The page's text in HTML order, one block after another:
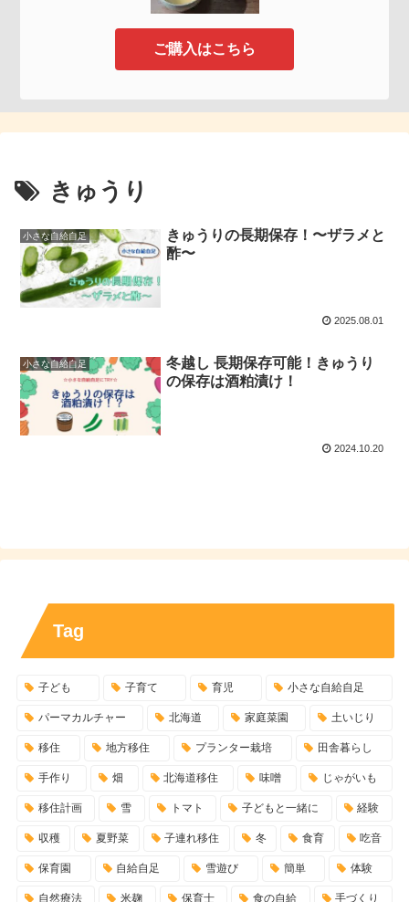
ご購入はこちら
きゅうり
小さな自給自足
きゅうりの長期保存！〜ザラメと
酢〜
2025.08.01
小さな自給自足
冬越し 長期保存可能！きゅうり
の保存は酒粕漬け！
2024.10.20
Tag
子ども 子育て 育児 小さな自給自足
パーマカルチャー 北海道 家庭菜園 土いじり
移住 地方移住 プランター栽培 田舎暮らし
手作り 畑 北海道移住 味噌 じゃがいも
移住計画 雪 トマト 子どもと一緒に 経験
収穫 夏野菜 子連れ移住 冬 食育 吃音
保育園 自給自足 雪遊び 簡単 体験
自然療法 米麹 保育士 食の自給 手づくり